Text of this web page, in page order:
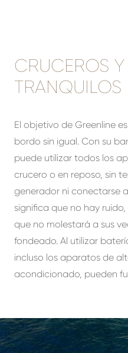
CRUCEROS
TRANQUILOS
El objetivo de Greenline
bordo sin igual. Con su
puede utilizar todos los
crucero o en reposo, sin
generador ni conectarse
significa que no hay
que no molestará a sus
fondeado. Al utilizar
incluso los aparatos de
acondicionado, pueden